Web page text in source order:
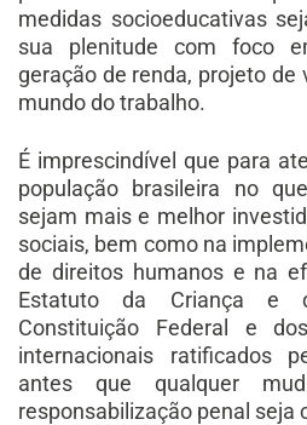
medidas socioeducativas
sua plenitude com foco
geração de renda, projeto de
mundo do trabalho.
É imprescindível que para
população brasileira no
sejam mais e melhor
sociais, bem como na
de direitos humanos e na
Estatuto da Criança e
Constituição Federal e
internacionais ratificados
antes que qualquer
responsabilização penal seja